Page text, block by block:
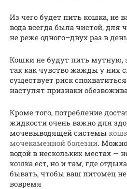
Из чего будет пить кошка, не
вода всегда была чистой, для
не реже одного–двух раз в
Кошки не будут пить мутную,
так как чувство жажды у них
существует риск
наступят признаки
Кроме того, потребление
жидкости очень важно для
мочевыводящей системы
мочекаменной болезни.
водой в нескольких местах —
кошка ест, но и там, где
бывать, чтобы ваш питомец
вовремя